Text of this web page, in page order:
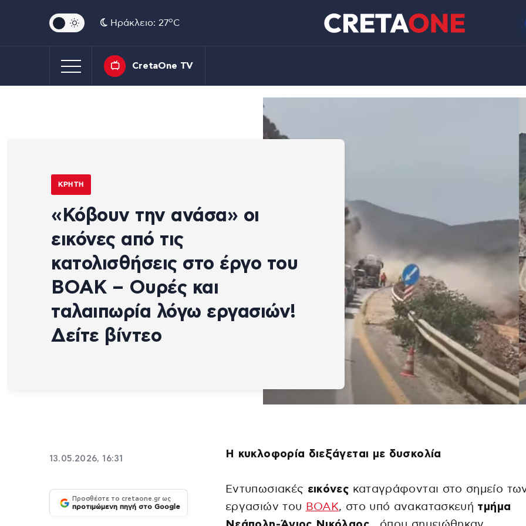
Ηράκλειο: 27oC
CretaOne TV
ΚΡΉΤΗ
«Κόβουν την ανάσα» οι
εικόνες από τις
κατολισθήσεις στο έργο του
ΒΟΑΚ – Ουρές και
ταλαιπωρία λόγω εργασιών!
Δείτε βίντεο
13.05.2026, 16:31
Προσθέστε το cretaone.gr ως
προτιμώμενη πηγή στο Google
Η κυκλοφορία διεξάγεται με δυσκολία
Εντυπωσιακές εικόνες καταγράφονται στο σημείο
εργασιών του ΒΟΑΚ, στο υπό ανακατασκευή τμήμα